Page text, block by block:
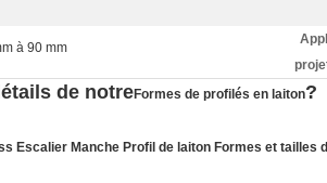
à 90 mm
de notreFormes de profilés en laiton?
Escalier Manche Profil de laiton Formes et tailles